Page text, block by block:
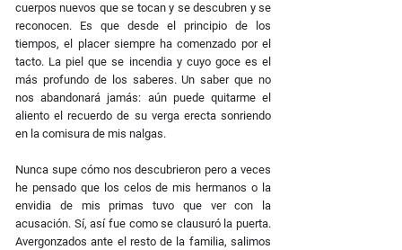
cuerpos nuevos que se tocan y se descubren y se
reconocen. Es que desde el principio de los
tiempos, el placer siempre ha comenzado por el
tacto. La piel que se incendia y cuyo goce es el
más profundo de los saberes. Un saber que no
nos abandonará jamás: aún puede quitarme el
aliento el recuerdo de su verga erecta sonriendo
en la comisura de mis nalgas.
Nunca supe cómo nos descubrieron pero a veces
he pensado que los celos de mis hermanos o la
envidia de mis primas tuvo que ver con la
acusación. Sí, así fue como se clausuró la puerta.
Avergonzados ante el resto de la familia, salimos